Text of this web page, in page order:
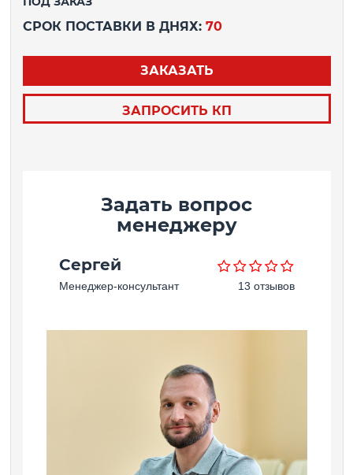
СРОК ПОСТАВКИ В ДНЯХ: 70
ЗАКАЗАТЬ
ЗАПРОСИТЬ КП
Задать вопрос
менеджеру
Сергей
Менеджер-консультант 13 отзывов